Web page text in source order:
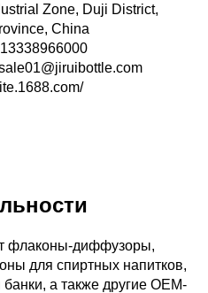
Zone, Duji District,
China
флаконы-диффузоры,
для спиртных напитков,
а также другие OEM-